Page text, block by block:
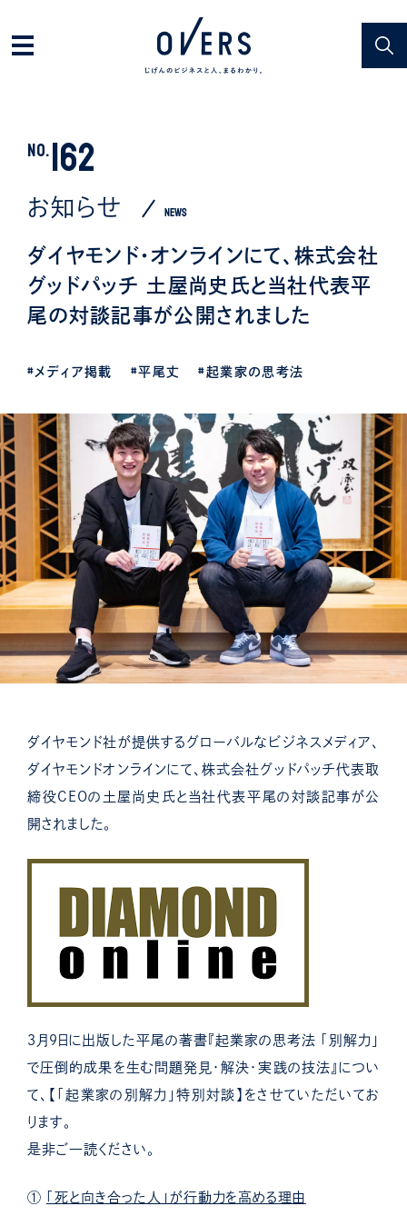
NO.162
お知らせ NEWS
ダイヤモンド・オンラインにて、株式会社
グッドパッチ 土屋尚史氏と当社代表平
尾の対談記事が公開されました
#メディア掲載 #平尾丈 #起業家の思考法
ダイヤモンド社が提供するグローバルなビジネスメディア、
ダイヤモンドオンラインにて、株式会社グッドパッチ代表取
締役CEOの土屋尚史氏と当社代表平尾の対談記事が公
開されました。
３月９日に出版した平尾の著書『起業家の思考法 「別解力」
で圧倒的成果を生む問題発見・解決・実践の技法』につい
て、【「起業家の別解力」特別対談】をさせていただいてお
ります。
是非ご一読ください。
①
「死と向き合った人」が行動力を高める理由